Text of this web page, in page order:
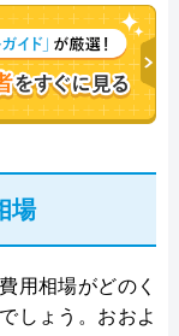
給湯器」のスペシ
場
用相場がどのく
しょう。おおよ